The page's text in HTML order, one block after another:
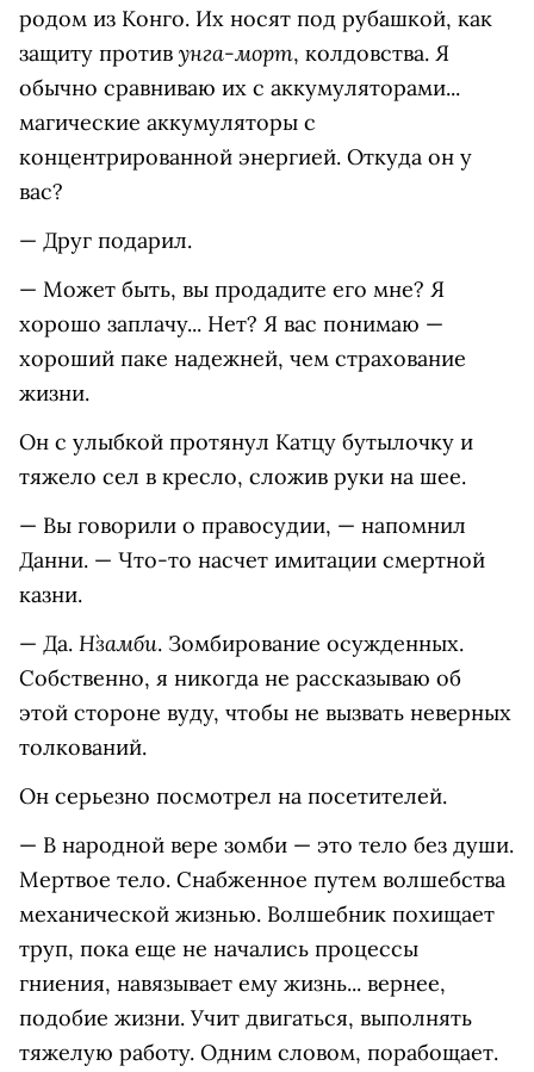
родом из Конго. Их носят под рубашкой, как
защиту против унга-морт, колдовства. Я
обычно сравниваю их с аккумуляторами...
магические аккумуляторы с
концентрированной энергией. Откуда он у
вас?
— Друг подарил.
— Может быть, вы продадите его мне? Я
хорошо заплачу... Нет? Я вас понимаю —
хороший паке надежней, чем страхование
жизни.
Он с улыбкой протянул Катцу бутылочку и
тяжело сел в кресло, сложив руки на шее.
— Вы говорили о правосудии, — напомнил
Данни. — Что-то насчет имитации смертной
казни.
— Да. Н`замби. Зомбирование осужденных.
Собственно, я никогда не рассказываю об
этой стороне вуду, чтобы не вызвать неверных
толкований.
Он серьезно посмотрел на посетителей.
— В народной вере зомби — это тело без души.
Мертвое тело. Снабженное путем волшебства
механической жизнью. Волшебник похищает
труп, пока еще не начались процессы
гниения, навязывает ему жизнь... вернее,
подобие жизни. Учит двигаться, выполнять
тяжелую работу. Одним словом, порабощает.